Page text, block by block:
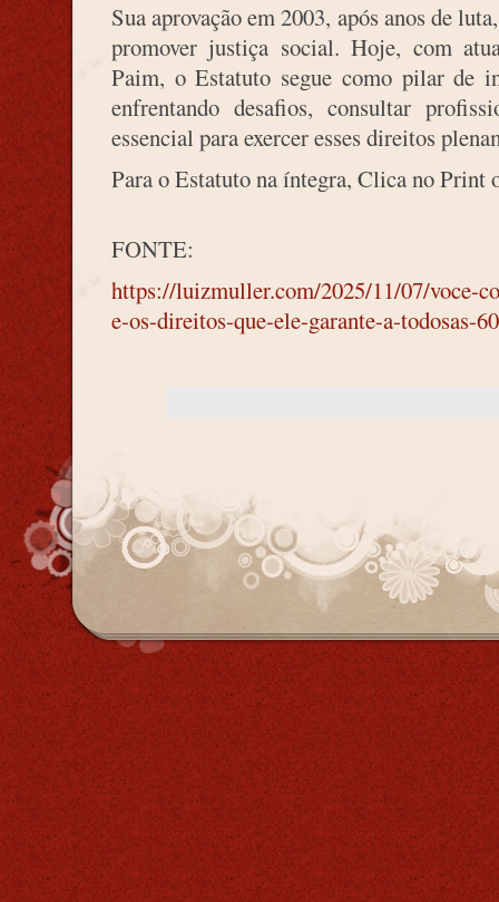
Sua aprovação em 2003, após anos de
promover justiça social. Hoje, com
Paim, o Estatuto segue como pilar de
enfrentando desafios, consultar
essencial para exercer esses direitos
Para o Estatuto na íntegra, Clica no Print
FONTE:
https://luizmuller.com/2025/11/07/voce-
e-os-direitos-que-ele-garante-a-todosas-